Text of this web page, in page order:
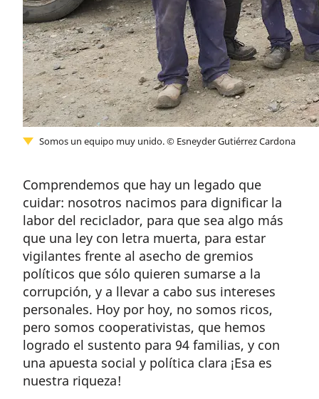
Somos un equipo muy unido.© Esneyder Gutiérrez Cardona
Comprendemos que hay un legado que
cuidar: nosotros nacimos para dignificar la
labor del reciclador, para que sea algo más
que una ley con letra muerta, para estar
vigilantes frente al asecho de gremios
políticos que sólo quieren sumarse a la
corrupción, y a llevar a cabo sus intereses
personales. Hoy por hoy, no somos ricos,
pero somos cooperativistas, que hemos
logrado el sustento para 94 familias, y con
una apuesta social y política clara ¡Esa es
nuestra riqueza!